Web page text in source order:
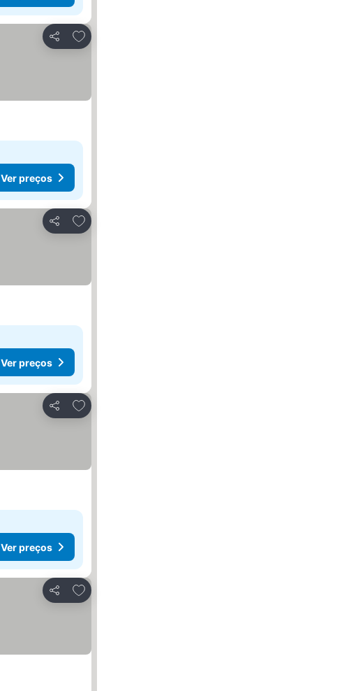
Partilhar
Adicionar aos favoritos
Ver preços
Partilhar
Adicionar aos favoritos
Ver preços
Partilhar
Adicionar aos favoritos
Ver preços
Partilhar
Adicionar aos favoritos